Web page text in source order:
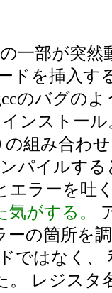
一部が突然
ドを挿入す
のバグの
ンストール
の組み合わ
パイルする
エラーを吐
がする。
ーの箇所を
ではなく、
。 レジスタ